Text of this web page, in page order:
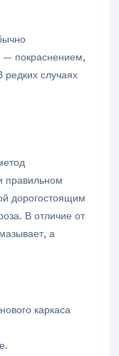
— покраснением,
случаях
правильном
дорогостоящим
В отличие от
а
каркаса